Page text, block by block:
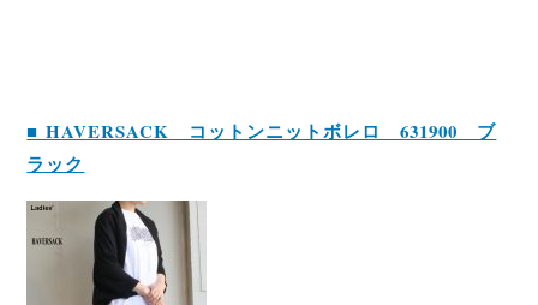
■ HAVERSACK コットンニットボレロ 631900 ブ
ラック